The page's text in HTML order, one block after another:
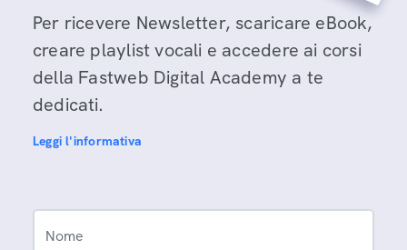
Per ricevere Newsletter, scaricare eBook,
creare playlist vocali e accedere ai corsi
della Fastweb Digital Academy a te
dedicati.
Leggi l'informativa
Nome